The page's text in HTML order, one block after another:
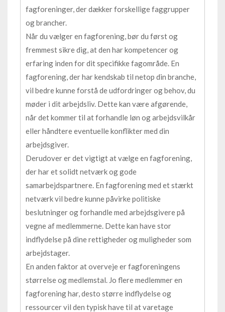
fagforeninger, der dækker forskellige faggrupper
og brancher.
Når du vælger en fagforening, bør du først og
fremmest sikre dig, at den har kompetencer og
erfaring inden for dit specifikke fagområde. En
fagforening, der har kendskab til netop din branche,
vil bedre kunne forstå de udfordringer og behov, du
møder i dit arbejdsliv. Dette kan være afgørende,
når det kommer til at forhandle løn og arbejdsvilkår
eller håndtere eventuelle konflikter med din
arbejdsgiver.
Derudover er det vigtigt at vælge en fagforening,
der har et solidt netværk og gode
samarbejdspartnere. En fagforening med et stærkt
netværk vil bedre kunne påvirke politiske
beslutninger og forhandle med arbejdsgivere på
vegne af medlemmerne. Dette kan have stor
indflydelse på dine rettigheder og muligheder som
arbejdstager.
En anden faktor at overveje er fagforeningens
størrelse og medlemstal. Jo flere medlemmer en
fagforening har, desto større indflydelse og
ressourcer vil den typisk have til at varetage